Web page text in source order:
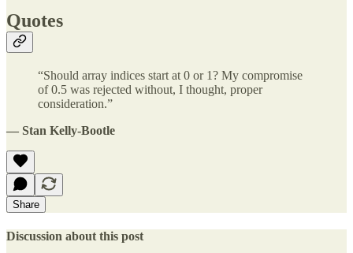
Quotes
“Should array indices start at 0 or 1? My compromise
of 0.5 was rejected without, I thought, proper
consideration.”
— Stan Kelly-Bootle
Share
Discussion about this post